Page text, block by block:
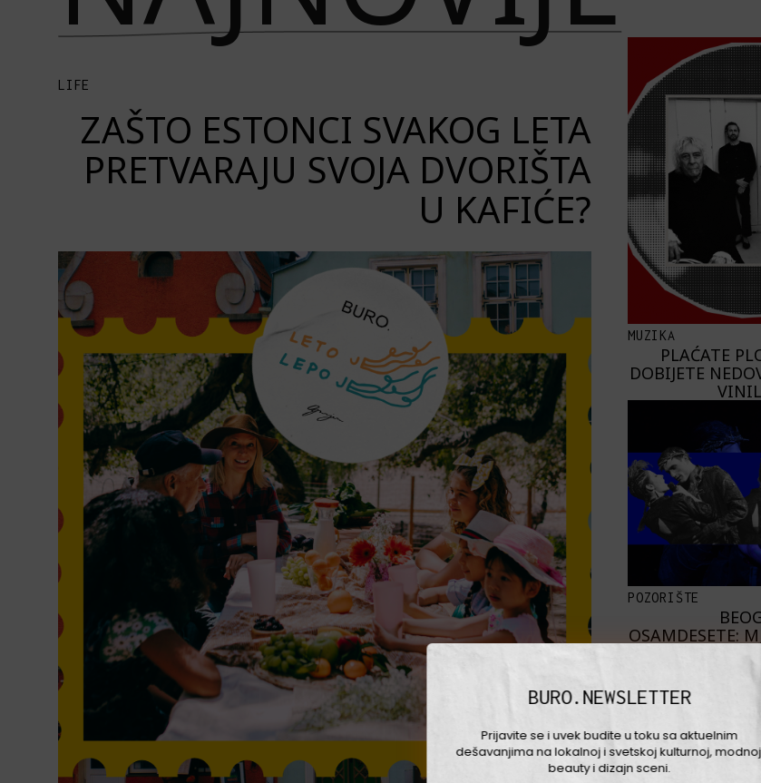
LIFE
ZAŠTO ESTONCI SVAKOG LETA
PRETVARAJU SVOJA DVORIŠTA
U KAFIĆE?
MUZIKA
PLAĆATE
DOBIJETE
POZORIŠTE
OSAMDESETE:
BURO.NEWSLETTER
Prijavite se i uvek budite u toku sa aktuelnim
dešavanjima na lokalnoj i svetskoj kulturnoj,
beauty i dizajn sceni.